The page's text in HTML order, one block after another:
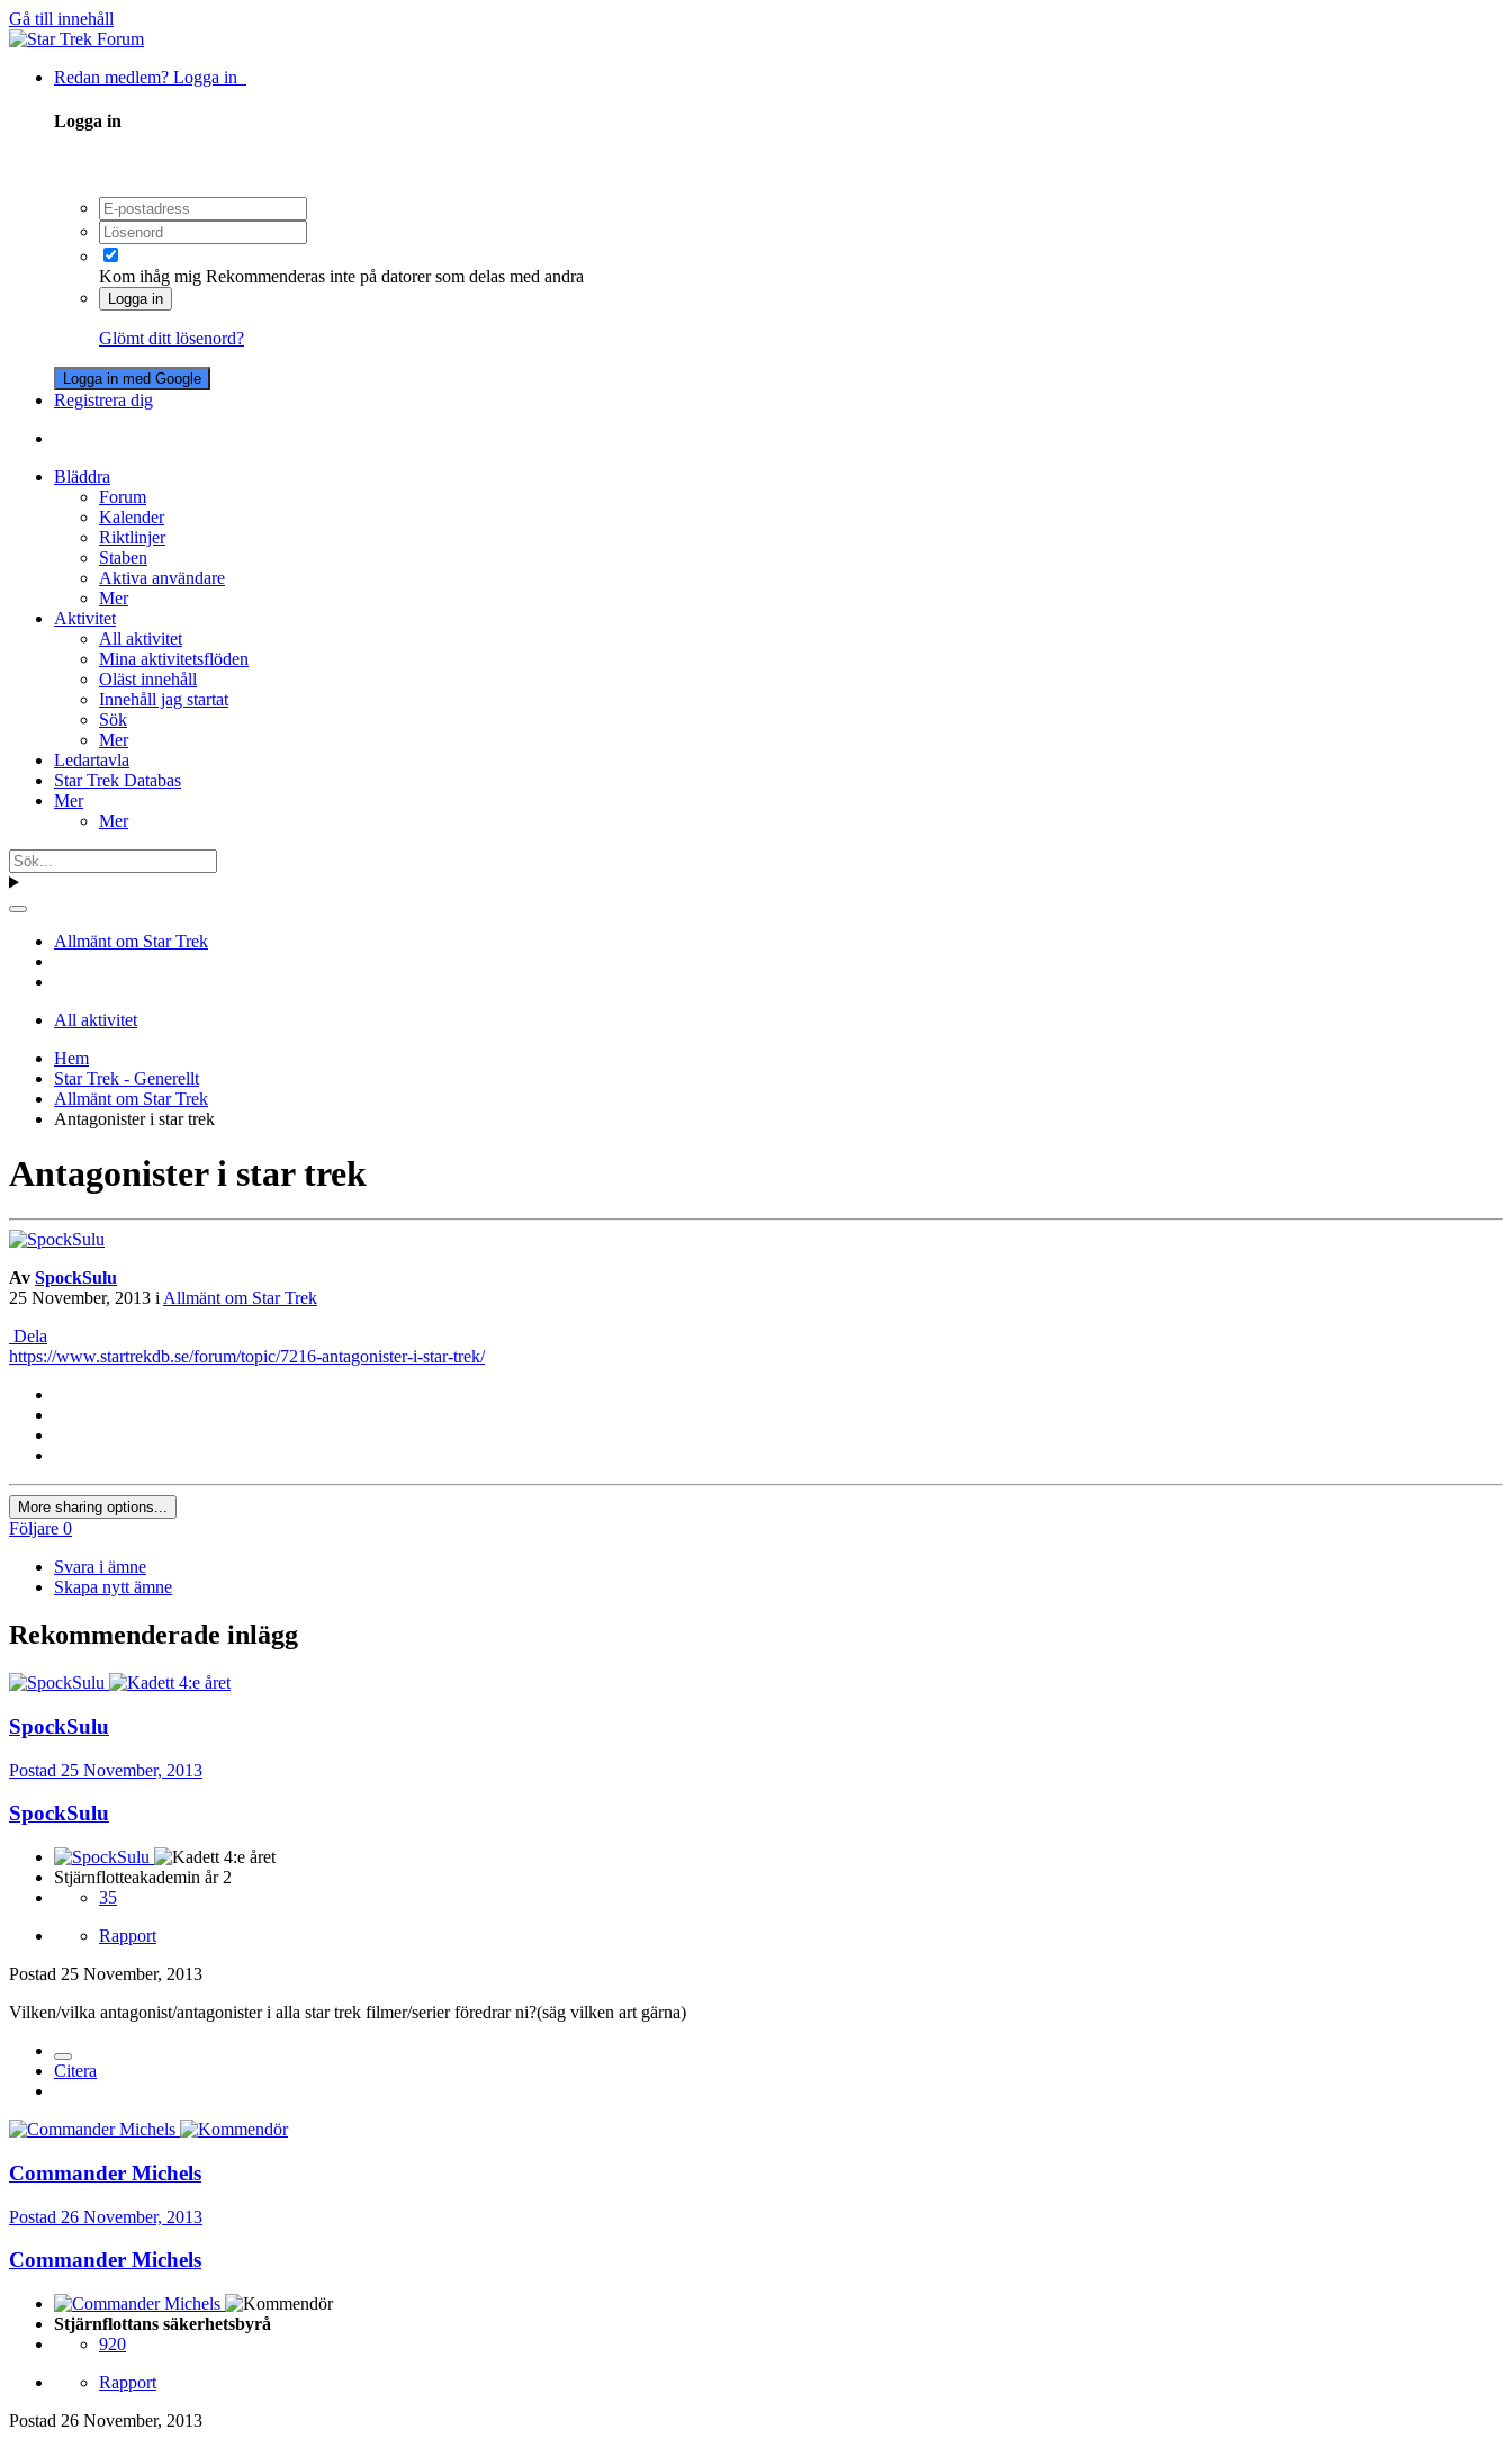
Gå till innehåll
Redan medlem? Logga in
Logga in
Kom ihåg mig Rekommenderas inte på datorer som delas med andra
Logga in
Glömt ditt lösenord?
Logga in med Google
Registrera dig
Bläddra
Forum
Kalender
Riktlinjer
Staben
Aktiva användare
Mer
Aktivitet
All aktivitet
Mina aktivitetsflöden
Oläst innehåll
Innehåll jag startat
Sök
Mer
Ledartavla
Star Trek Databas
Mer
Mer
Allmänt om Star Trek
All aktivitet
Hem
Star Trek - Generellt
Allmänt om Star Trek
Antagonister i star trek
Antagonister i star trek
Av SpockSulu
25 November, 2013 iAllmänt om Star Trek
Dela
https://www.startrekdb.se/forum/topic/7216-antagonister-i-star-trek/
More sharing options...
Följare 0
Svara i ämne
Skapa nytt ämne
Rekommenderade inlägg
SpockSulu
Postad 25 November, 2013
SpockSulu
Stjärnflotteakademin år 2
35
Rapport
Postad 25 November, 2013
Vilken/vilka antagonist/antagonister i alla star trek filmer/serier föredrar ni?(säg vilken art gärna)
Citera
Commander Michels
Postad 26 November, 2013
Commander Michels
Stjärnflottans säkerhetsbyrå
920
Rapport
Postad 26 November, 2013